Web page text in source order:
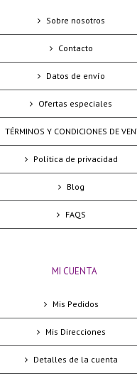
Sobre nosotros
Contacto
Datos de envío
Ofertas especiales
TÉRMINOS Y CONDICIONES DE
Política de privacidad
Blog
FAQS
MI CUENTA
Mis Pedidos
Mis Direcciones
Detalles de la cuenta